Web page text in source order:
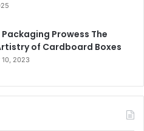
Packaging Prowess The
of Cardboard Boxes
10, 2023